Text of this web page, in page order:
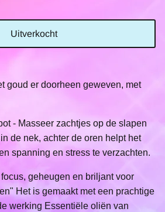
Uitverkocht
goud er doorheen geweven, met
- Masseer zachtjes op de slapen
de nek, achter de oren helpt het
spanning en stress te verzachten.
geheugen en briljant voor
Het is gemaakt met een prachtige
werking Essentiële oliën van